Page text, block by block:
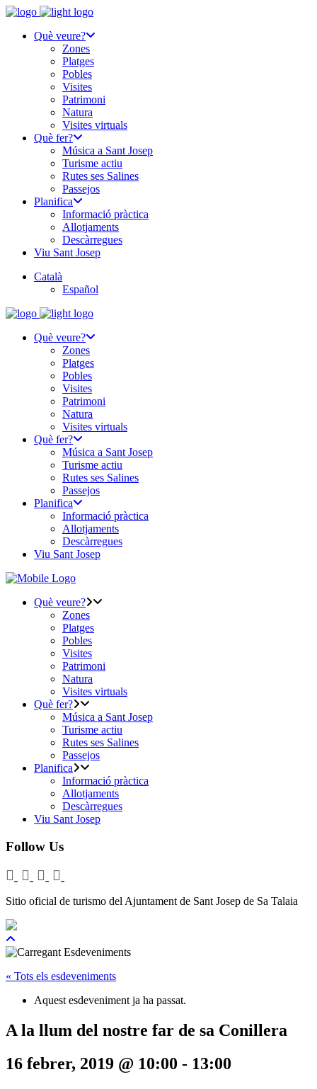
Què veure?
Zones
Platges
Pobles
Visites
Patrimoni
Natura
Visites virtuals
Què fer?
Música a Sant Josep
Turisme actiu
Rutes ses Salines
Passejos
Planifica
Informació pràctica
Allotjaments
Descàrregues
Viu Sant Josep
Català
Español
Què veure?
Zones
Platges
Pobles
Visites
Patrimoni
Natura
Visites virtuals
Què fer?
Música a Sant Josep
Turisme actiu
Rutes ses Salines
Passejos
Planifica
Informació pràctica
Allotjaments
Descàrregues
Viu Sant Josep
Què veure?
Zones
Platges
Pobles
Visites
Patrimoni
Natura
Visites virtuals
Què fer?
Música a Sant Josep
Turisme actiu
Rutes ses Salines
Passejos
Planifica
Informació pràctica
Allotjaments
Descàrregues
Viu Sant Josep
Follow Us
Sitio oficial de turismo del Ajuntament de Sant Josep de Sa Talaia
« Tots els esdeveniments
Aquest esdeveniment ja ha passat.
A la llum del nostre far de sa Conillera
16 febrer, 2019 @ 10:00 - 13:00